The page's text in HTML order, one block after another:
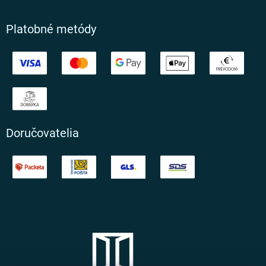
Platobné metódy
Doručovatelia